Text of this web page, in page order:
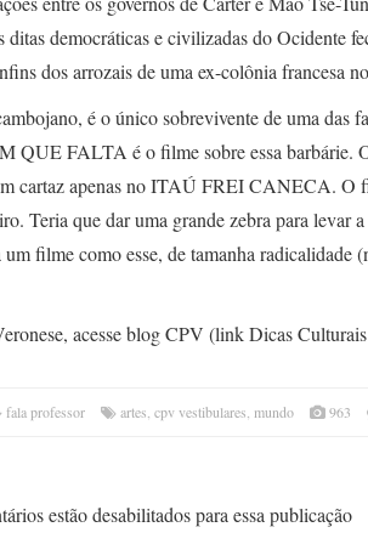
democráticas e civilizadas do Ocidente
dos arrozais de uma ex-colônia francesa
é o único sobrevivente de uma das
QUE FALTA é o filme sobre essa barbárie.
cartaz apenas no ITAÚ FREI CANECA. O
Teria que dar uma grande zebra para levar
filme como esse, de tamanha radicalidade
acesse blog CPV (link Dicas
fala professor artes cpv vestibulares mundo 963
estão desabilitados para essa publicação